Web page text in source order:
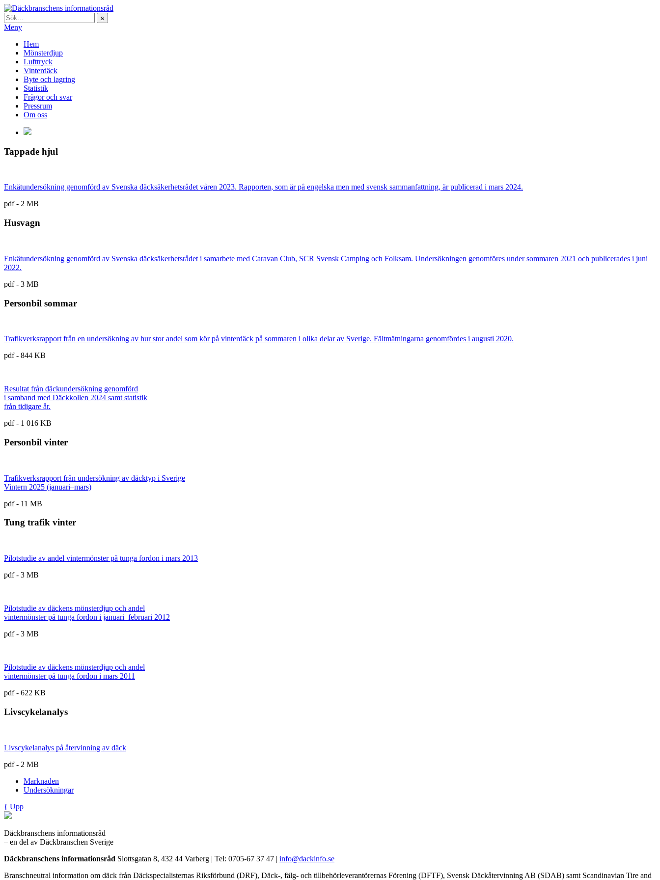
Sök:
Meny
Hem
Mönsterdjup
Lufttryck
Vinterdäck
Byte och lagring
Statistik
Frågor och svar
Pressrum
Om oss
Tappade hjul
Enkätundersökning genomförd av Svenska däcksäkerhetsrådet våren 2023. Rapporten, som är på engelska men med svensk sammanfattning, är publicerad i mars 2024.
pdf - 2 MB
Husvagn
Enkätundersökning genomförd av Svenska däcksäkerhetsrådet i samarbete med Caravan Club, SCR Svensk Camping och Folksam. Undersökningen genomföres under sommaren 2021 och publicerades i juni
2022.
pdf - 3 MB
Personbil sommar
Trafikverksrapport från en undersökning av hur stor andel som kör på vinterdäck på sommaren i olika delar av Sverige. Fältmätningarna genomfördes i augusti 2020.
pdf - 844 KB
Resultat från däckundersökning genomförd
i samband med Däckkollen 2024 samt statistik
från tidigare år.
pdf - 1 016 KB
Personbil vinter
Trafikverksrapport från undersökning av däcktyp i Sverige
Vintern 2025 (januari–mars)
pdf - 11 MB
Tung trafik vinter
Pilotstudie av andel vintermönster på tunga fordon i mars 2013
pdf - 3 MB
Pilotstudie av däckens mönsterdjup och andel
vintermönster på tunga fordon i januari–februari 2012
pdf - 3 MB
Pilotstudie av däckens mönsterdjup och andel
vintermönster på tunga fordon i mars 2011
pdf - 622 KB
Livscykelanalys
Livscykelanalys på återvinning av däck
pdf - 2 MB
Marknaden
Undersökningar
{ Upp
Däckbranschens informationsråd
– en del av Däckbranschen Sverige
Däckbranschens informationsråd Slottsgatan 8, 432 44 Varberg | Tel: 0705-67 37 47 | info@dackinfo.se
Branschneutral information om däck från Däckspecialisternas Riksförbund (DRF), Däck-, fälg- och tillbehörleverantörernas Förening (DFTF), Svensk Däckåtervinning AB (SDAB) samt Scandinavian Tire and